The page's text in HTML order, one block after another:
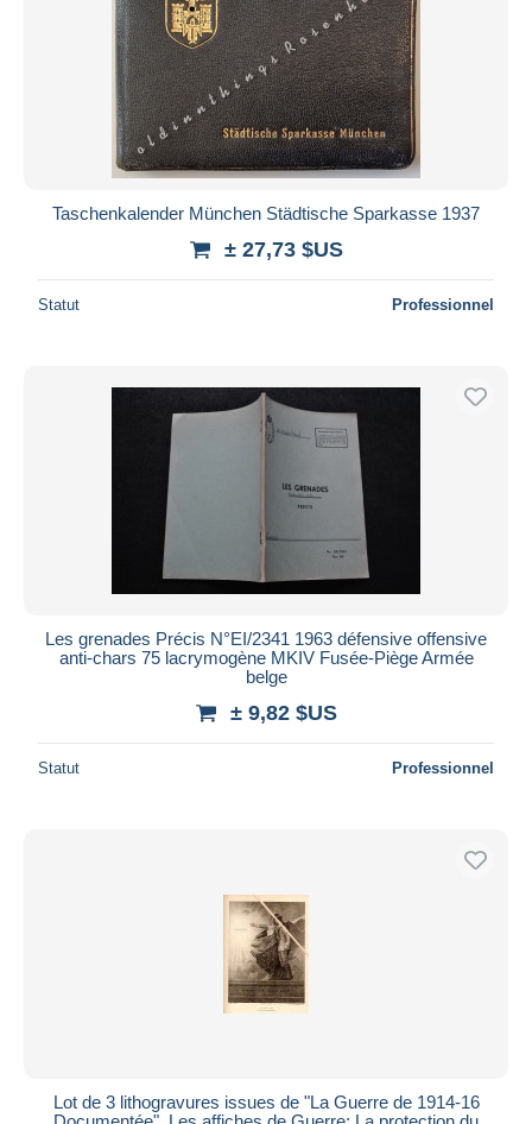
Taschenkalender München Städtische Sparkasse 1937
± 27,73 $US
Statut Professionnel
Les grenades Précis N°EI/2341 1963 défensive offensive
anti-chars 75 lacrymogène MKIV Fusée-Piège Armée
belge
± 9,82 $US
Statut Professionnel
Lot de 3 lithogravures issues de "La Guerre de 1914-16